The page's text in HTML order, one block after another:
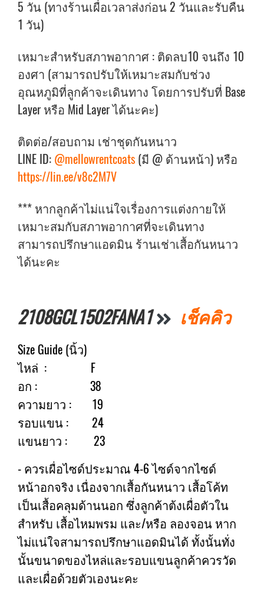
5 วัน (ทางร้านเผื่อเวลาส่งก่อน 2 วันและรับคืน
1 วัน)
เหมาะสำหรับสภาพอากาศ : ติดลบ10 จนถึง 10
องศา (สามารถปรับให้เหมาะสมกับช่วง
อุณหภูมิที่ลูกค้าจะเดินทาง โดยการปรับที่ Base
Layer หรือ Mid Layer ได้นะคะ)
ติดต่อ/สอบถาม เช่าชุดกันหนาว
LINE ID: @mellowrentcoats (มี @ ด้านหน้า) หรือ
https://lin.ee/v8c2M7V
*** หากลูกค้าไม่แน่ใจเรื่องการแต่งกายให้
เหมาะสมกับสภาพอากาศที่จะเดินทาง
สามารถปรึกษาแอดมิน ร้านเช่าเสื้อกันหนาว
ได้นะคะ
2108GCL1502FANA1 เช็คคิว
Size Guide (นิ้ว)
ไหล่ : F
อก : 38
ความยาว : 19
รอบแขน : 24
แขนยาว : 23
- ควรเผื่อไซด์ประมาณ 4-6 ไซด์จากไซด์
หน้าอกจริง เนื่องจากเสื้อกันหนาว เสื้อโค้ท
เป็นเสื้อคลุมด้านนอก ซึ่งลูกค้าต้งเผื่อตัวใน
สำหรับ เสื้อไหมพรม และ/หรือ ลองจอน หาก
ไม่แน่ใจสามารถปรึกษาแอดมินได้ ทั้งนั้นทั่ง
นั้นขนาดของไหล่และรอบแขนลูกค้าควรวัด
และเผื่อด้วยตัวเองนะคะ